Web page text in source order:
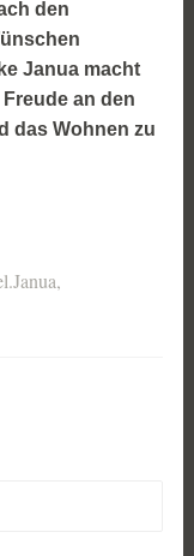
den
Janua macht
an den
das Wohnen zu
,